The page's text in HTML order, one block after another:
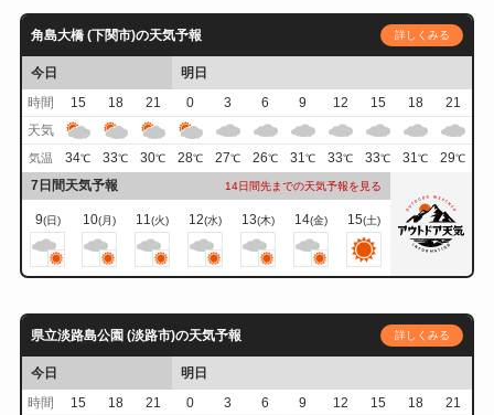
角島大橋 (下関市)の天気予報 詳しくみる
今日
明日
時間
15 18 21 0 3 6 9 12 15 18
21
天気
気温 34℃ 33℃ 30℃ 28℃ 27℃ 26℃ 31℃ 33℃ 33℃ 31℃ 29℃
7日間天気予報 14日間先までの天気予報を見る
9(日) 10(月) 11 (火) 12(水) 13(木) 14(金) 15(土)
県立淡路島公園 (淡路市)の天気予報 詳しくみる
今日
明日
時間
15 18 21 0 3 6 9 12 15 18
21